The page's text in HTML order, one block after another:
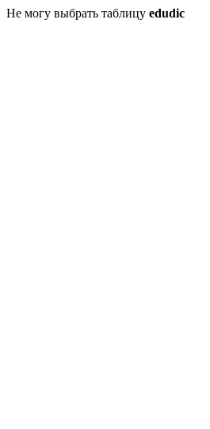
Не могу выбрать таблицу edudic